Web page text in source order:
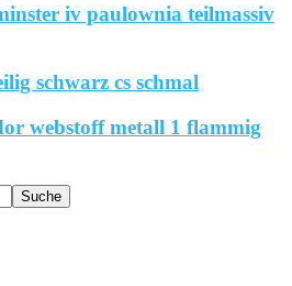
iv paulownia teilmassiv
schwarz cs schmal
webstoff metall 1 flammig